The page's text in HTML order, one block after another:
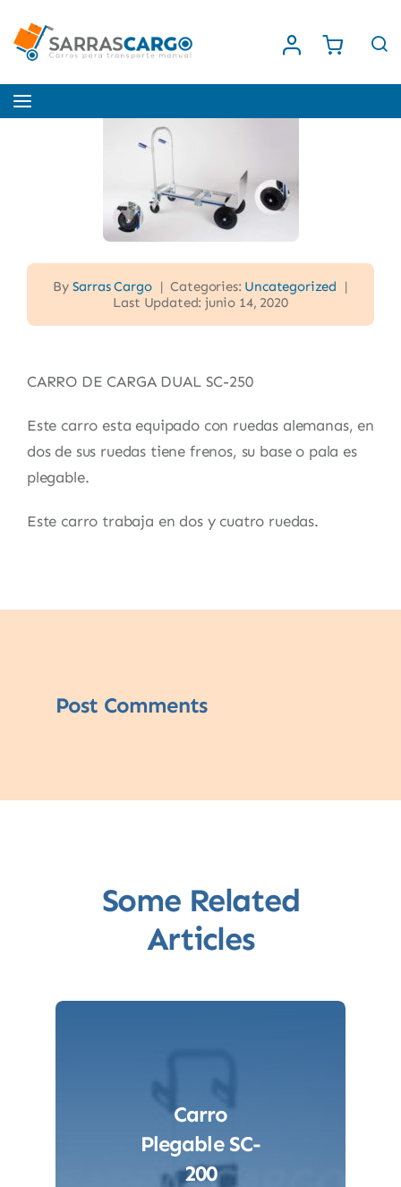
contenido
Toggle
Navigation
Tienda
Contacto
By Sarras Cargo | Categories: Uncategorized
|
Last Updated: junio 14, 2020
CARRO DE CARGA DUAL SC-250
Este carro esta equipado con ruedas alemanas, en
dos de sus ruedas tiene frenos, su base o pala es
plegable.
Este carro trabaja en dos y cuatro ruedas.
Post Comments
Some Related
Articles
Carro
Plegable SC-
200